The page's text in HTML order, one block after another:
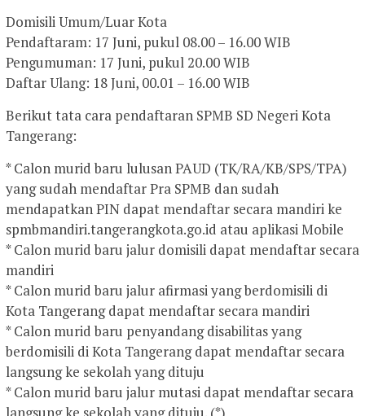
Domisili Umum/Luar Kota
Pendaftaram: 17 Juni, pukul 08.00 – 16.00 WIB
Pengumuman: 17 Juni, pukul 20.00 WIB
Daftar Ulang: 18 Juni, 00.01 – 16.00 WIB
Berikut tata cara pendaftaran SPMB SD Negeri Kota
Tangerang:
* Calon murid baru lulusan PAUD (TK/RA/KB/SPS/TPA)
yang sudah mendaftar Pra SPMB dan sudah
mendapatkan PIN dapat mendaftar secara mandiri ke
spmbmandiri.tangerangkota.go.id atau aplikasi Mobile
* Calon murid baru jalur domisili dapat mendaftar secara
mandiri
* Calon murid baru jalur afirmasi yang berdomisili di
Kota Tangerang dapat mendaftar secara mandiri
* Calon murid baru penyandang disabilitas yang
berdomisili di Kota Tangerang dapat mendaftar secara
langsung ke sekolah yang dituju
* Calon murid baru jalur mutasi dapat mendaftar secara